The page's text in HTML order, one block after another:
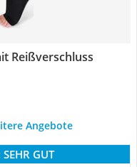
Reißverschluss
Angebote
SEHR GUT